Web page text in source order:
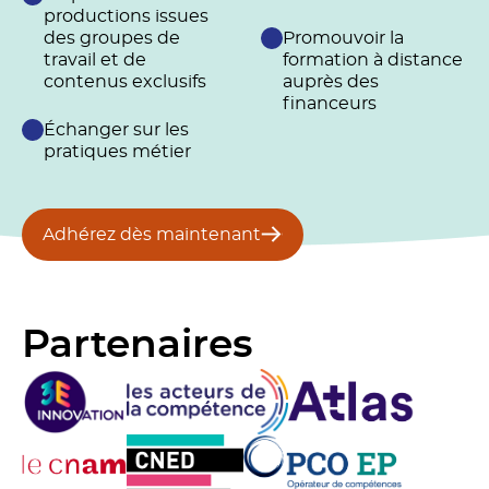
productions issues
des groupes de
travail et de
contenus exclusifs
Échanger sur les
pratiques métier
Promouvoir la
formation à distance
auprès des
financeurs
Adhérez dès maintenant
Partenaires